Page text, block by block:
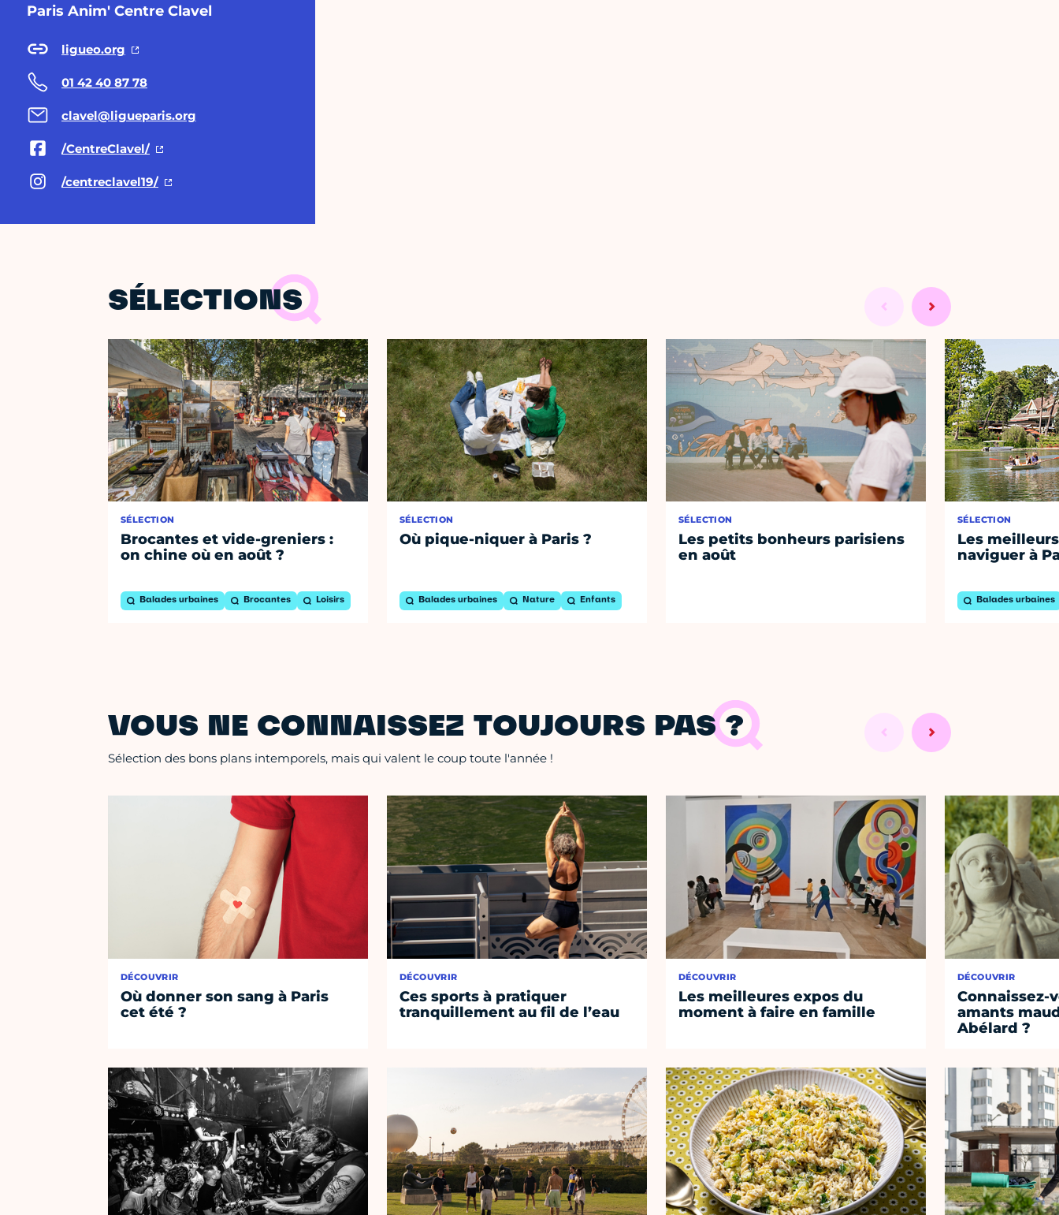
Paris Anim' Centre Clavel
ligueo.org
01 42 40 87 78
clavel@ligueparis.org
/CentreClavel/
/centreclavel19/
SÉLECTIONS
SÉLECTION
Brocantes et vide-greniers :
on chine où en août ?
Balades urbaines Brocantes Loisirs
SÉLECTION
Où pique-niquer à Paris ?
Balades urbaines Nature Enfants
SÉLECTION
Les petits bonheurs parisiens
en août
SÉLECTION
Les
naviguer à
Balades urbaines
VOUS NE CONNAISSEZ TOUJOURS PAS ?
Sélection des bons plans intemporels, mais qui valent le coup toute l'année !
DÉCOUVRIR
Où donner son sang à Paris
cet été ?
DÉCOUVRIR
Ces sports à pratiquer
tranquillement au fil de l’eau
DÉCOUVRIR
Les meilleures expos du
moment à faire en famille
DÉCOUVRIR
Connaissez-
amants
Abélard ?